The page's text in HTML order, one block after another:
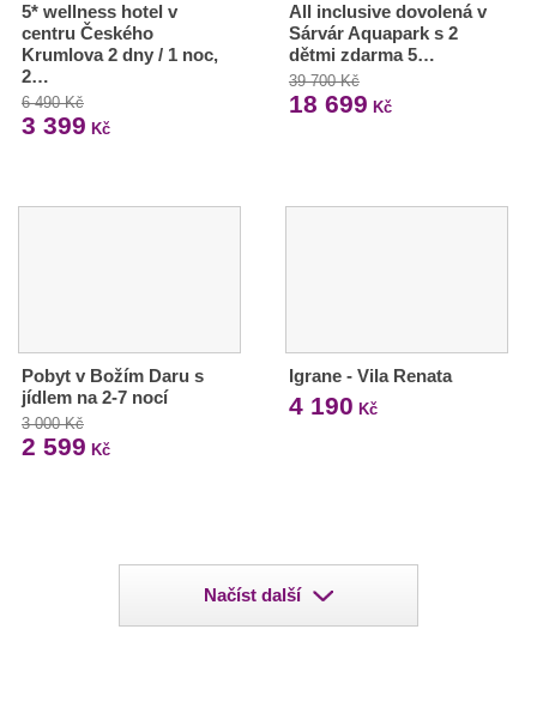
5* wellness hotel v
centru Českého
Krumlova 2 dny / 1 noc,
2…
6 490 Kč
3 399 Kč
All inclusive dovolená v
Sárvár Aquapark s 2
dětmi zdarma 5…
39 700 Kč
18 699 Kč
Pobyt v Božím Daru s
jídlem na 2-7 nocí
3 000 Kč
2 599 Kč
Igrane - Vila Renata
4 190 Kč
Načíst další